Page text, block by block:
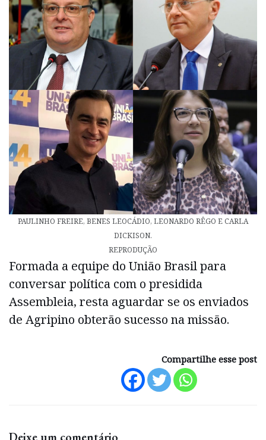
PAULINHO FREIRE, BENES LEOCÁDIO, LEONARDO RÊGO E CARLA
DICKISON.
REPRODUÇÃO
Formada a equipe do União Brasil para
conversar política com o presidida
Assembleia, resta aguardar se os enviados
de Agripino obterão sucesso na missão.
Compartilhe esse post
Deixe um comentário